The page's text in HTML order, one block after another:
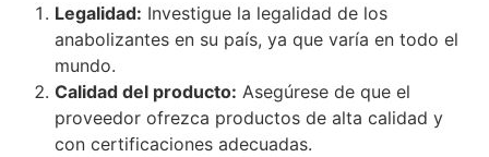
Legalidad: Investigue la legalidad de los
anabolizantes en su país, ya que varía en todo el
mundo.
Calidad del producto: Asegúrese de que el
proveedor ofrezca productos de alta calidad y
con certificaciones adecuadas.